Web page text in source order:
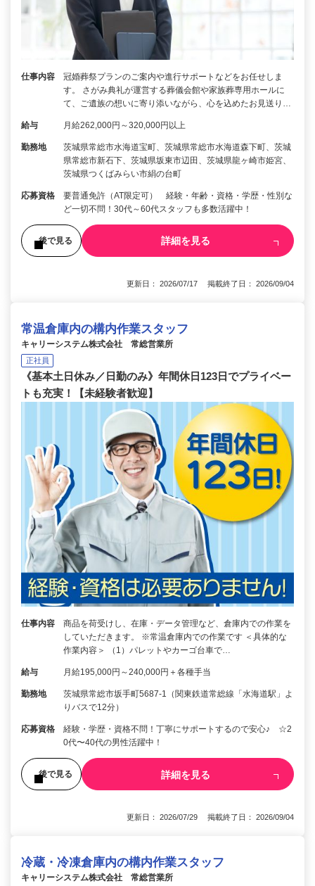
仕事内容
冠婚葬祭プランのご案内や進行サポートなどをお任せしま
す。 さがみ典礼が運営する葬儀会館や家族葬専用ホールに
て、ご遺族の想いに寄り添いながら、心を込めたお見送り…
給与 月給262,000円～320,000円以上
勤務地
茨城県常総市水海道宝町、茨城県常総市水海道森下町、茨城
県常総市新石下、茨城県坂東市辺田、茨城県龍ヶ崎市姫宮、
茨城県つくばみらい市絹の台町
応募資格
要普通免許（AT限定可） 経験・年齢・資格・学歴・性別な
ど一切不問！30代～60代スタッフも多数活躍中！
後で見る 詳細を見る
更新日： 2026/07/17 掲載終了日： 2026/09/04
常温倉庫内の構内作業スタッフ
キャリーシステム株式会社 常総営業所
正社員
《基本土日休み／日勤のみ》年間休日123日でプライベー
トも充実！【未経験者歓迎】
仕事内容
商品を荷受けし、在庫・データ管理など、倉庫内での作業を
していただきます。 ※常温倉庫内での作業です ＜具体的な
作業内容＞ （1）パレットやカーゴ台車で…
給与 月給195,000円～240,000円＋各種手当
勤務地
茨城県常総市坂手町5687-1（関東鉄道常総線「水海道駅」よ
りバスで12分）
応募資格
経験・学歴・資格不問！丁寧にサポートするので安心♪ ☆2
0代〜40代の男性活躍中！
後で見る 詳細を見る
更新日： 2026/07/29 掲載終了日： 2026/09/04
冷蔵・冷凍倉庫内の構内作業スタッフ
キャリーシステム株式会社 常総営業所